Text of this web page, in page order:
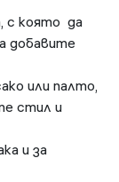
с която да
добавите
или палто,
стил и
и за